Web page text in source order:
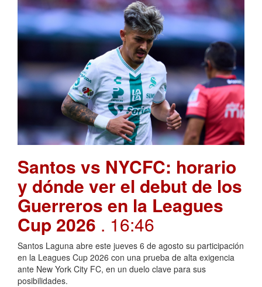
Santos vs NYCFC: horario
y dónde ver el debut de los
Guerreros en la Leagues
Cup 2026 . 16:46
Santos Laguna abre este jueves 6 de agosto su participación
en la Leagues Cup 2026 con una prueba de alta exigencia
ante New York City FC, en un duelo clave para sus
posibilidades.